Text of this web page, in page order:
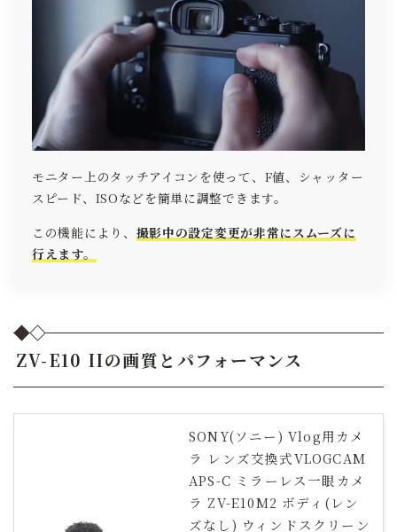
モニター上のタッチアイコンを使って、F値、シャッター
スピード、ISOなどを簡単に調整できます。
この機能により、 撮影中の設定変更が非常にスムーズに
行えます。
ZV-E10 IIの画質とパフォーマンス
SONY(ソニー) Vlog用カメ
ラ レンズ交換式VLOGCAM
APS-C ミラーレス一眼カメ
ラ ZV-E10M2 ボディ(レン
ズなし) ウィンドスクリーン